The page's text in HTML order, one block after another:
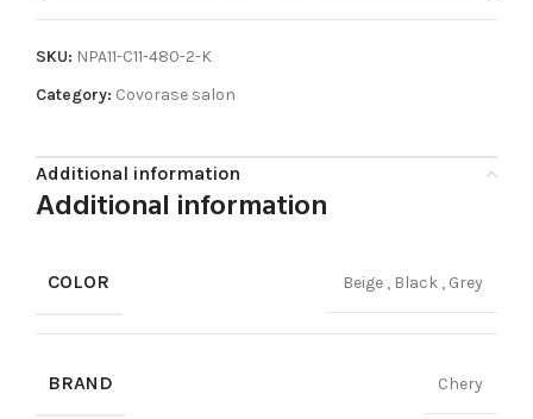
SKU: NPA11-C11-480-2-K
Category: Covorase salon
Additional information
Additional information
COLOR Beige , Black , Grey
BRAND Chery